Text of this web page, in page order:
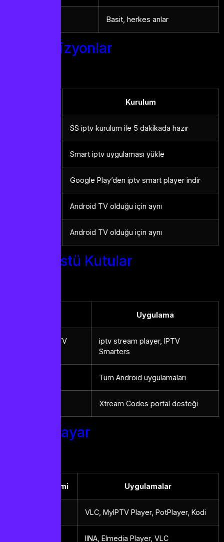
Basit, herkes anlar
Televizyonlar
Kurulum
SS iptv kurulum ile 5 dakikada hazır
Smart iptv uygulaması yükle
Google Play’den iptv smart player indir
Android TV olduğu için aynı
Android TV olduğu için aynı
Set Üstü Kutular
Uygulama
Amazon Fire TV
iptv stream player, IPTV
Smarters
Tüm Android uygulamaları
Xtream Codes portal desteği
Bilgisayar
İşletim Sistemi Uygulamalar
VLC, MyIPTV Player, PotPlayer, Kodi
IINA, Elmedia Player, VLC